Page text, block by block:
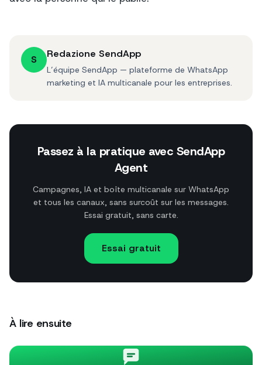
S Redazione SendApp
L’équipe SendApp — plateforme de WhatsApp
marketing et IA multicanale pour les entreprises.
Passez à la pratique avec SendApp
Agent
Campagnes, IA et boîte multicanale sur WhatsApp
et tous les canaux, sans surcoût sur les messages.
Essai gratuit, sans carte.
Essai gratuit
À lire ensuite